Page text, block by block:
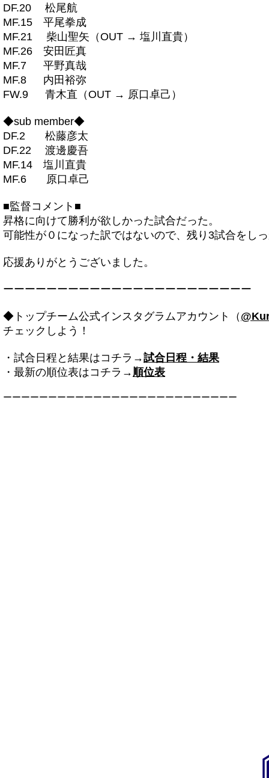
DF.20 松尾航
MF.15 平尾拳成
MF.21 柴山聖矢（OUT → 塩川直貴）
MF.26 安田匠真
MF.7 平野真哉
MF.8 内田裕弥
FW.9 青木直（OUT → 原口卓己）
◆sub member◆
DF.2 松藤彦太
DF.22 渡邊慶吾
MF.14 塩川直貴
MF.6 原口卓己
■監督コメント■
昇格に向けて勝利が欲しかった試合だった。
可能性が０になった訳ではないので、残り3試合をし
応援ありがとうございました。
ーーーーーーーーーーーーーーーーーーーーーーー
◆トップチーム公式インスタグラムアカウント（
チェックしよう！
・試合日程と結果はコチラ→試合日程・結果
・最新の順位表はコチラ→ 順位表
ーーーーーーーーーーーーーーーーーーーーーーーーーー